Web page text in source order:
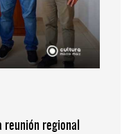
regional